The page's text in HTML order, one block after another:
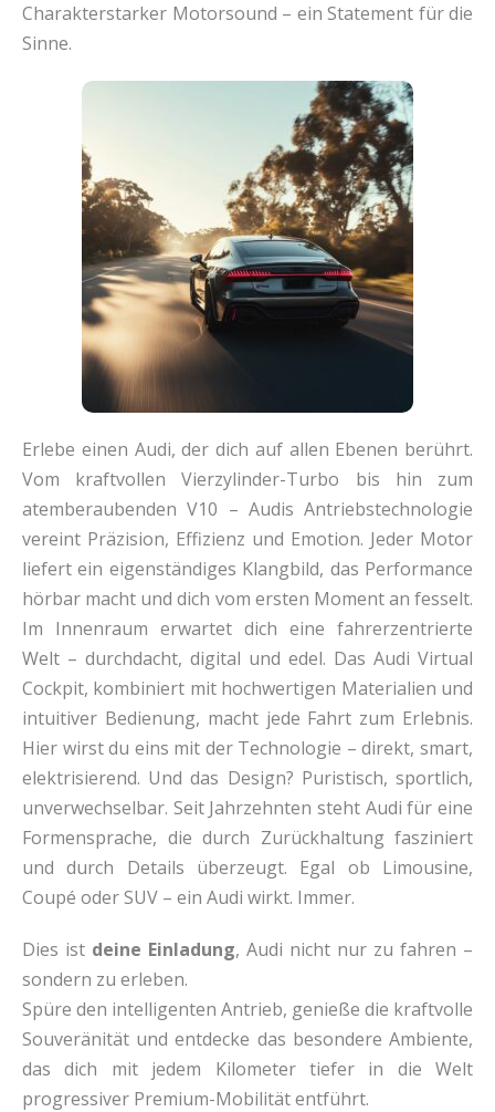
Charakterstarker Motorsound – ein Statement für die
Sinne.
Erlebe einen Audi, der dich auf allen Ebenen berührt.
Vom kraftvollen Vierzylinder-Turbo bis hin zum
atemberaubenden V10 – Audis Antriebstechnologie
vereint Präzision, Effizienz und Emotion. Jeder Motor
liefert ein eigenständiges Klangbild, das Performance
hörbar macht und dich vom ersten Moment an fesselt.
Im Innenraum erwartet dich eine fahrerzentrierte
Welt – durchdacht, digital und edel. Das Audi Virtual
Cockpit, kombiniert mit hochwertigen Materialien und
intuitiver Bedienung, macht jede Fahrt zum Erlebnis.
Hier wirst du eins mit der Technologie – direkt, smart,
elektrisierend. Und das Design? Puristisch, sportlich,
unverwechselbar. Seit Jahrzehnten steht Audi für eine
Formensprache, die durch Zurückhaltung fasziniert
und durch Details überzeugt. Egal ob Limousine,
Coupé oder SUV – ein Audi wirkt. Immer.
Dies ist deine Einladung, Audi nicht nur zu fahren –
sondern zu erleben.
Spüre den intelligenten Antrieb, genieße die kraftvolle
Souveränität und entdecke das besondere Ambiente,
das dich mit jedem Kilometer tiefer in die Welt
progressiver Premium-Mobilität entführt.